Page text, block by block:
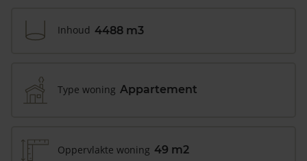
Inhoud 4488 m3
Type woning Appartement
Oppervlakte woning 49 m2